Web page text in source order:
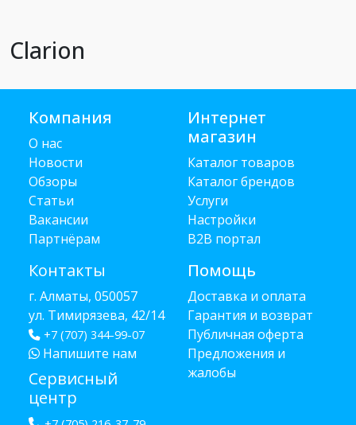
Clarion
Компания
О нас
Новости
Обзоры
Статьи
Вакансии
Партнёрам
Контакты
г. Алматы, 050057
ул. Тимирязева, 42/14
+7 (707) 344-99-07
Напишите нам
Сервисный
центр
Интернет
магазин
Каталог товаров
Каталог брендов
Услуги
Настройки
B2B портал
Помощь
Доставка и оплата
Гарантия и возврат
Публичная оферта
Предложения и
жалобы